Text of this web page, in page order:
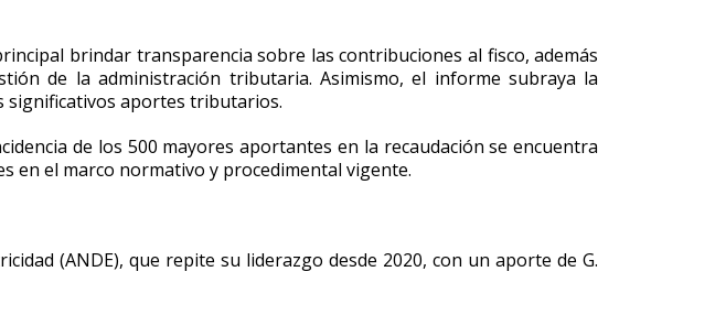
brindar transparencia sobre las contribuciones al fisco, además
de la administración tributaria. Asimismo, el informe subraya la
significativos aportes tributarios.
de los 500 mayores aportantes en la recaudación se encuentra
en el marco normativo y procedimental vigente.
(ANDE), que repite su liderazgo desde 2020, con un aporte de G.